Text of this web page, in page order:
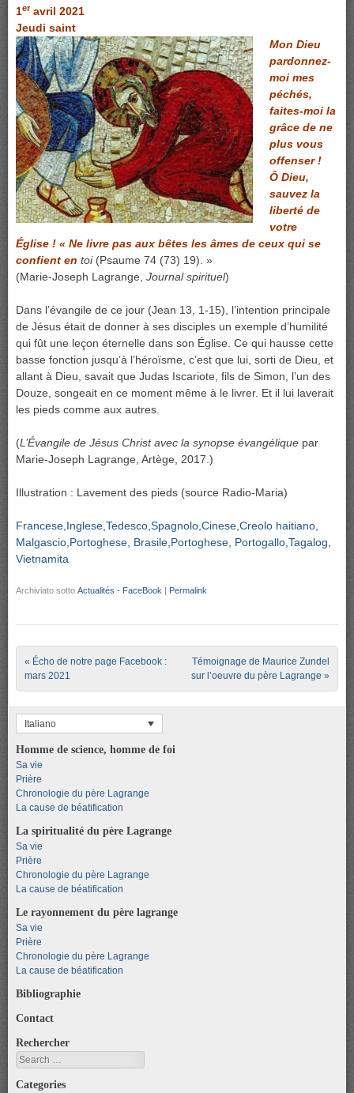
1eravril 2021
Jeudi saint
Mon Dieu
pardonnez-
moi mes
péchés,
faites-moi la
grâce de ne
plus vous
offenser !
Ô Dieu,
sauvez la
liberté de
votre
Église ! « Ne livre pas aux bêtes les âmes de ceux qui se
confient en toi(Psaume 74 (73) 19). »
(Marie-Joseph Lagrange, Journal spirituel)
Dans l’évangile de ce jour (Jean 13, 1-15), l’intention principale
de Jésus était de donner à ses disciples un exemple d’humilité
qui fût une leçon éternelle dans son Église. Ce qui hausse cette
basse fonction jusqu’à l’héroïsme, c’est que lui, sorti de Dieu, et
allant à Dieu, savait que Judas Iscariote, fils de Simon, l’un des
Douze, songeait en ce moment même à le livrer. Et il lui laverait
les pieds comme aux autres.
(L’Évangile de Jésus Christ avec la synopse évangélique par
Marie-Joseph Lagrange, Artège, 2017.)
Illustration : Lavement des pieds (source Radio-Maria)
Francese Inglese Tedesco Spagnolo Cinese Creolo haitiano
Malgascio Portoghese, Brasile Portoghese, Portogallo Tagalog
Vietnamita
Archiviato sotto Actualités - FaceBook | Permalink
Post navigation
« Écho de notre page Facebook :
mars 2021
Témoignage de Maurice Zundel
sur l’oeuvre du père Lagrange »
Italiano
Homme de science, homme de foi
Sa vie
Prière
Chronologie du père Lagrange
La cause de béatification
La spiritualité du père Lagrange
Sa vie
Prière
Chronologie du père Lagrange
La cause de béatification
Le rayonnement du père lagrange
Sa vie
Prière
Chronologie du père Lagrange
La cause de béatification
Bibliographie
Contact
Rechercher
Search
Categories